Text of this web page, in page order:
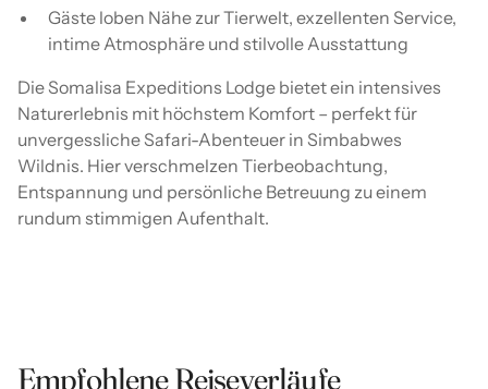
Gäste loben Nähe zur Tierwelt, exzellenten Service,
intime Atmosphäre und stilvolle Ausstattung
Die Somalisa Expeditions Lodge bietet ein intensives
Naturerlebnis mit höchstem Komfort – perfekt für
unvergessliche Safari-Abenteuer in Simbabwes
Wildnis. Hier verschmelzen Tierbeobachtung,
Entspannung und persönliche Betreuung zu einem
rundum stimmigen Aufenthalt.
Empfohlene Reiseverläufe